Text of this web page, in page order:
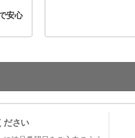
安心
ださい